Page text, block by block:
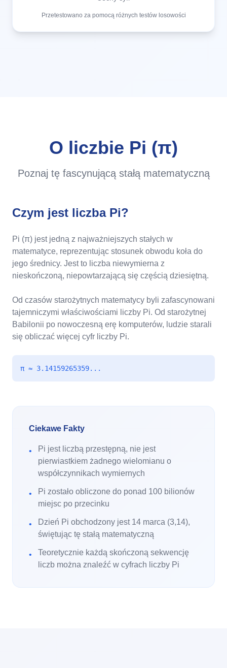
Przetestowano za pomocą różnych testów losowości
O liczbie Pi (π)
Poznaj tę fascynującą stałą matematyczną
Czym jest liczba Pi?
Pi (π) jest jedną z najważniejszych stałych w
matematyce, reprezentując stosunek obwodu koła do
jego średnicy. Jest to liczba niewymierna z
nieskończoną, niepowtarzającą się częścią dziesiętną.
Od czasów starożytnych matematycy byli zafascynowani
tajemniczymi właściwościami liczby Pi. Od starożytnej
Babilonii po nowoczesną erę komputerów, ludzie starali
się obliczać więcej cyfr liczby Pi.
π ≈ 3.14159265359...
Ciekawe Fakty
•
Pi jest liczbą przestępną, nie jest
pierwiastkiem żadnego wielomianu o
współczynnikach wymiernych
•
Pi zostało obliczone do ponad 100 bilionów
miejsc po przecinku
•
Dzień Pi obchodzony jest 14 marca (3,14),
świętując tę stałą matematyczną
•
Teoretycznie każdą skończoną sekwencję
liczb można znaleźć w cyfrach liczby Pi